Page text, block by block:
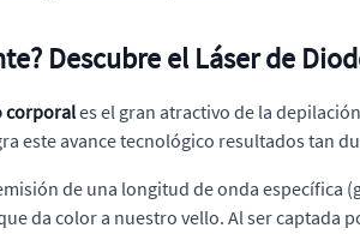
Descubre el Láser de
corporales el gran atractivo de la
este avance tecnológico resultados tan
de una longitud de onda específica
da color a nuestro vello. Al ser captada